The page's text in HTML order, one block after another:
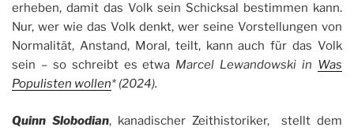
erheben, damit das Volk sein Schicksal bestimmen kann.
Nur, wer wie das Volk denkt, wer seine Vorstellungen von
Normalität, Anstand, Moral, teilt, kann auch für das Volk
sein – so schreibt es etwa Marcel Lewandowski in Was
Populisten wollen* (2024).
Quinn Slobodian, kanadischer Zeithistoriker, stellt dem